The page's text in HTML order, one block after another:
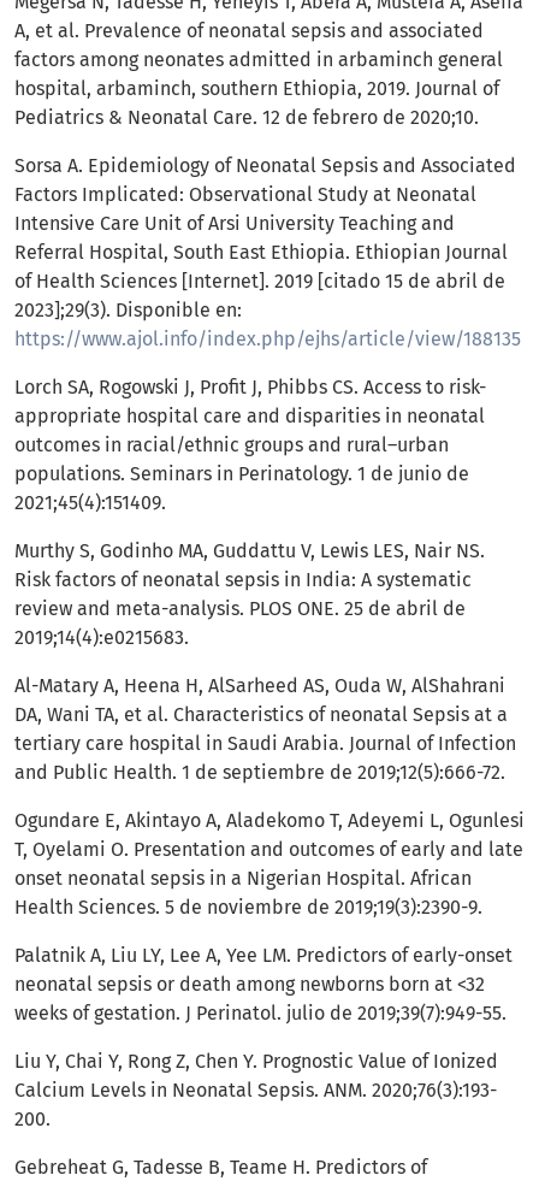
A, et al. Prevalence of neonatal sepsis and associated
factors among neonates admitted in arbaminch general
hospital, arbaminch, southern Ethiopia, 2019. Journal of
Pediatrics & Neonatal Care. 12 de febrero de 2020;10.
Sorsa A. Epidemiology of Neonatal Sepsis and Associated
Factors Implicated: Observational Study at Neonatal
Intensive Care Unit of Arsi University Teaching and
Referral Hospital, South East Ethiopia. Ethiopian Journal
of Health Sciences [Internet]. 2019 [citado 15 de abril de
2023];29(3). Disponible en:
https://www.ajol.info/index.php/ejhs/article/view/188135
Lorch SA, Rogowski J, Profit J, Phibbs CS. Access to risk-
appropriate hospital care and disparities in neonatal
outcomes in racial/ethnic groups and rural–urban
populations. Seminars in Perinatology. 1 de junio de
2021;45(4):151409.
Murthy S, Godinho MA, Guddattu V, Lewis LES, Nair NS.
Risk factors of neonatal sepsis in India: A systematic
review and meta-analysis. PLOS ONE. 25 de abril de
2019;14(4):e0215683.
Al-Matary A, Heena H, AlSarheed AS, Ouda W, AlShahrani
DA, Wani TA, et al. Characteristics of neonatal Sepsis at a
tertiary care hospital in Saudi Arabia. Journal of Infection
and Public Health. 1 de septiembre de 2019;12(5):666-72.
Ogundare E, Akintayo A, Aladekomo T, Adeyemi L, Ogunlesi
T, Oyelami O. Presentation and outcomes of early and late
onset neonatal sepsis in a Nigerian Hospital. African
Health Sciences. 5 de noviembre de 2019;19(3):2390-9.
Palatnik A, Liu LY, Lee A, Yee LM. Predictors of early-onset
neonatal sepsis or death among newborns born at <32
weeks of gestation. J Perinatol. julio de 2019;39(7):949-55.
Liu Y, Chai Y, Rong Z, Chen Y. Prognostic Value of Ionized
Calcium Levels in Neonatal Sepsis. ANM. 2020;76(3):193-
200.
Gebreheat G, Tadesse B, Teame H. Predictors of